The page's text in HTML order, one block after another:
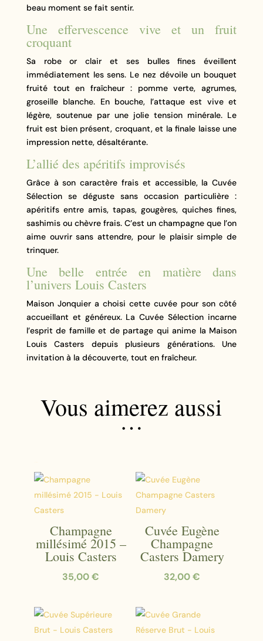
beau moment se fait sentir.
Une effervescence vive et un fruit
croquant
Sa robe or clair et ses bulles fines éveillent
immédiatement les sens. Le nez dévoile un bouquet
fruité tout en fraîcheur : pomme verte, agrumes,
groseille blanche. En bouche, l’attaque est vive et
légère, soutenue par une jolie tension minérale. Le
fruit est bien présent, croquant, et la finale laisse une
impression nette, désaltérante.
L’allié des apéritifs improvisés
Grâce à son caractère frais et accessible, la Cuvée
Sélection se déguste sans occasion particulière :
apéritifs entre amis, tapas, gougères, quiches fines,
sashimis ou chèvre frais. C’est un champagne que l’on
aime ouvrir sans attendre, pour le plaisir simple de
trinquer.
Une belle entrée en matière dans
l’univers Louis Casters
Maison Jonquier a choisi cette cuvée pour son côté
accueillant et généreux. La Cuvée Sélection incarne
l’esprit de famille et de partage qui anime la Maison
Louis Casters depuis plusieurs générations. Une
invitation à la découverte, tout en fraîcheur.
Vous aimerez aussi
…
Champagne
millésimé 2015 –
Louis Casters
35,00€
Cuvée Eugène
Champagne
Casters Damery
32,00€